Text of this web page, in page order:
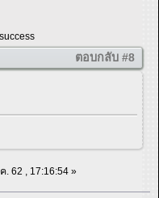
ตอบกลับ #8
. 62 , 17:16:54 »